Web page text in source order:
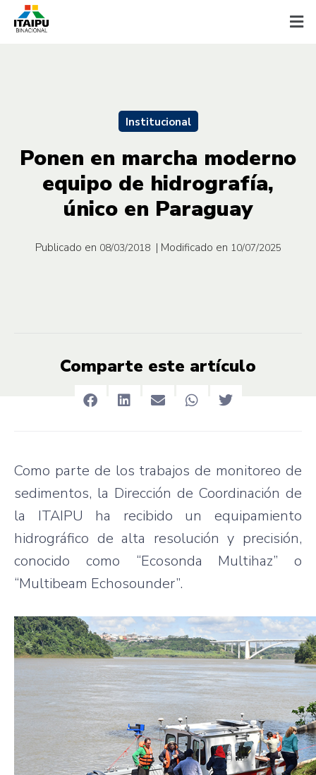
Institucional
Ponen en marcha moderno
equipo de hidrografía,
único en Paraguay
Publicado en 08/03/2018 | Modificado en 10/07/2025
Comparte este artículo
Como parte de los trabajos de monitoreo de
sedimentos, la Dirección de Coordinación de
la ITAIPU ha recibido un equipamiento
hidrográfico de alta resolución y precisión,
conocido como “Ecosonda Multihaz” o
“Multibeam Echosounder”.